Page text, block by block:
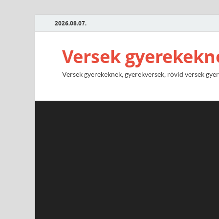
2026.08.07.
Versek
Versek gyerekeknek, gyerekversek, rövid versek